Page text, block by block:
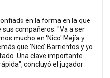
en la forma en la que
sus compañeros: "Va a ser
mucho en 'Nico' Mejía y
que 'Nico' Barrientos y yo
Una clave importante
concluyó el jugador